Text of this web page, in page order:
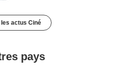
les actus Ciné
pays